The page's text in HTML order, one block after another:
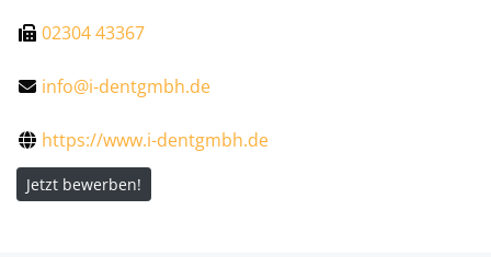
02304 43367
info@i-dentgmbh.de
https://www.i-dentgmbh.de
Jetzt bewerben!